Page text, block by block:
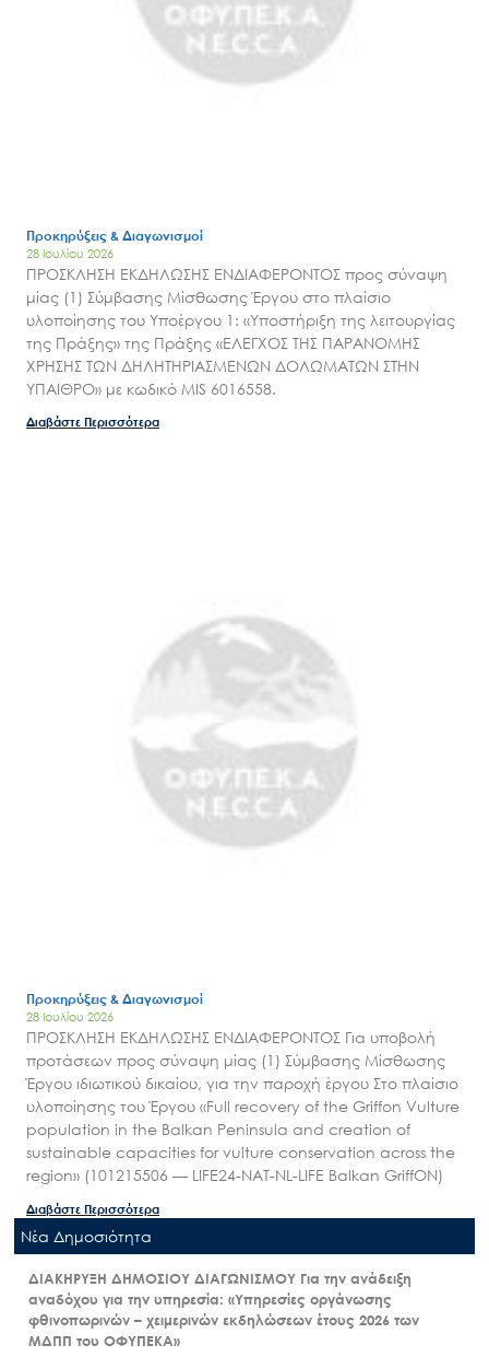
Προκηρύξεις & Διαγωνισμοί
28 Ιουλίου 2026
ΠΡΟΣΚΛΗΣΗ ΕΚΔΗΛΩΣΗΣ ΕΝΔΙΑΦΕΡΟΝΤΟΣ προς σύναψη
μίας (1) Σύμβασης Μίσθωσης Έργου στο πλαίσιο
υλοποίησης του Υποέργου 1: «Υποστήριξη της λειτουργίας
της Πράξης» της Πράξης «ΕΛΕΓΧΟΣ ΤΗΣ ΠΑΡΑΝΟΜΗΣ
ΧΡΗΣΗΣ ΤΩΝ ΔΗΛΗΤΗΡΙΑΣΜΕΝΩΝ ΔΟΛΩΜΑΤΩΝ ΣΤΗΝ
ΥΠΑΙΘΡΟ» με κωδικό MIS 6016558.
Διαβάστε Περισσότερα
Προκηρύξεις & Διαγωνισμοί
28 Ιουλίου 2026
ΠΡΟΣΚΛΗΣΗ ΕΚΔΗΛΩΣΗΣ ΕΝΔΙΑΦΕΡΟΝΤΟΣ Για υποβολή
προτάσεων προς σύναψη μίας (1) Σύμβασης Μίσθωσης
Έργου ιδιωτικού δικαίου, για την παροχή έργου Στο πλαίσιο
υλοποίησης του Έργου «Full recovery of the Griffon Vulture
population in the Balkan Peninsula and creation of
sustainable capacities for vulture conservation across the
region» (101215506 — LIFE24-NAT-NL-LIFE Balkan GriffON)
Διαβάστε Περισσότερα
Nέα Δημοσιότητα
ΔΙΑΚΗΡΥΞΗ ΔΗΜΟΣΙΟΥ ΔΙΑΓΩΝΙΣΜΟΥ Για την ανάδειξη
αναδόχου για την υπηρεσία: «Υπηρεσίες οργάνωσης
φθινοπωρινών – χειμερινών εκδηλώσεων έτους 2026 των
ΜΔΠΠ του ΟΦΥΠΕΚΑ»